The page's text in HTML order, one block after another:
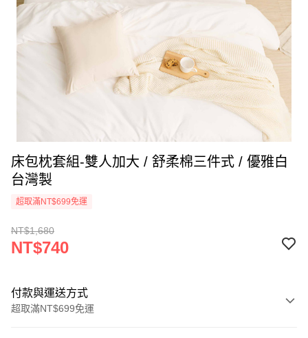
床包枕套組-雙人加大 / 舒柔棉三件式 / 優雅白
台灣製
超取滿NT$699免運
NT$1,680
NT$740
付款與運送方式
超取滿NT$699免運